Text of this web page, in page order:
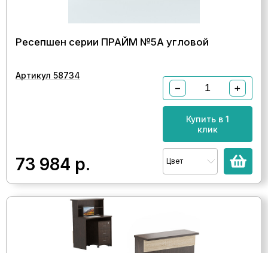
Ресепшен серии ПРАЙМ №5А угловой
Артикул 58734
73 984 р.
− +
Купить в 1
клик
Цвет